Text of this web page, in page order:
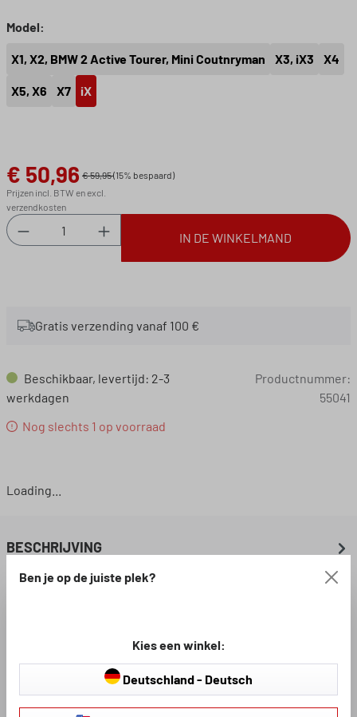
Selecteer
Model:
X1, X2, BMW 2 Active Tourer, Mini Coutnryman X3, iX3 X4
X5, X6 X7 iX
Verkoopprijs:
€ 50,96 € 59,95(15% bespaard)
Prijzen incl. BTW en excl.
verzendkosten
Producthoeveelheid: Voer de gewenste
IN DE WINKELMAND
Gratis verzending vanaf 100 €
Beschikbaar, levertijd: 2-3
werkdagen
Nog slechts 1 op voorraad
Productnummer:
55041
Loading...
BESCHRIJVING
Ben je op de juiste plek?
Kies een winkel:
Deutschland - Deutsch